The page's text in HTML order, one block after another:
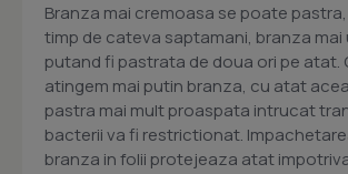
Branza mai cremoasa se poate pastra,
timp de cateva saptamani, branza
putand fi pastrata de doua ori pe atat.
atingem mai putin branza, cu atat
pastra mai mult proaspata intrucat
bacterii va fi restrictionat.
branza in folii protejeaza atat